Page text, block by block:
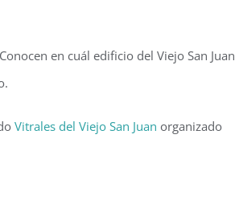
en cuál edificio del Viejo San Juan
Vitrales del Viejo San Juan organizado